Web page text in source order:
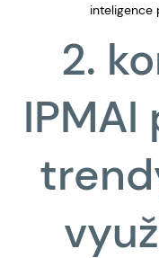
inteligence
2.